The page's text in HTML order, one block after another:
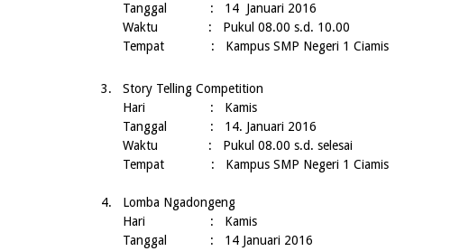
Tanggal : 14 Januari 2016
Waktu : Pukul 08.00 s.d. 10.00
Tempat : Kampus SMP Negeri 1 Ciamis
3.
Story Telling Competition
Hari : Kamis
Tanggal : 14. Januari 2016
Waktu : Pukul 08.00 s.d. selesai
Tempat : Kampus SMP Negeri 1 Ciamis
4. Lomba Ngadongeng
Hari :
Kamis
Tanggal :
14 Januari 2016